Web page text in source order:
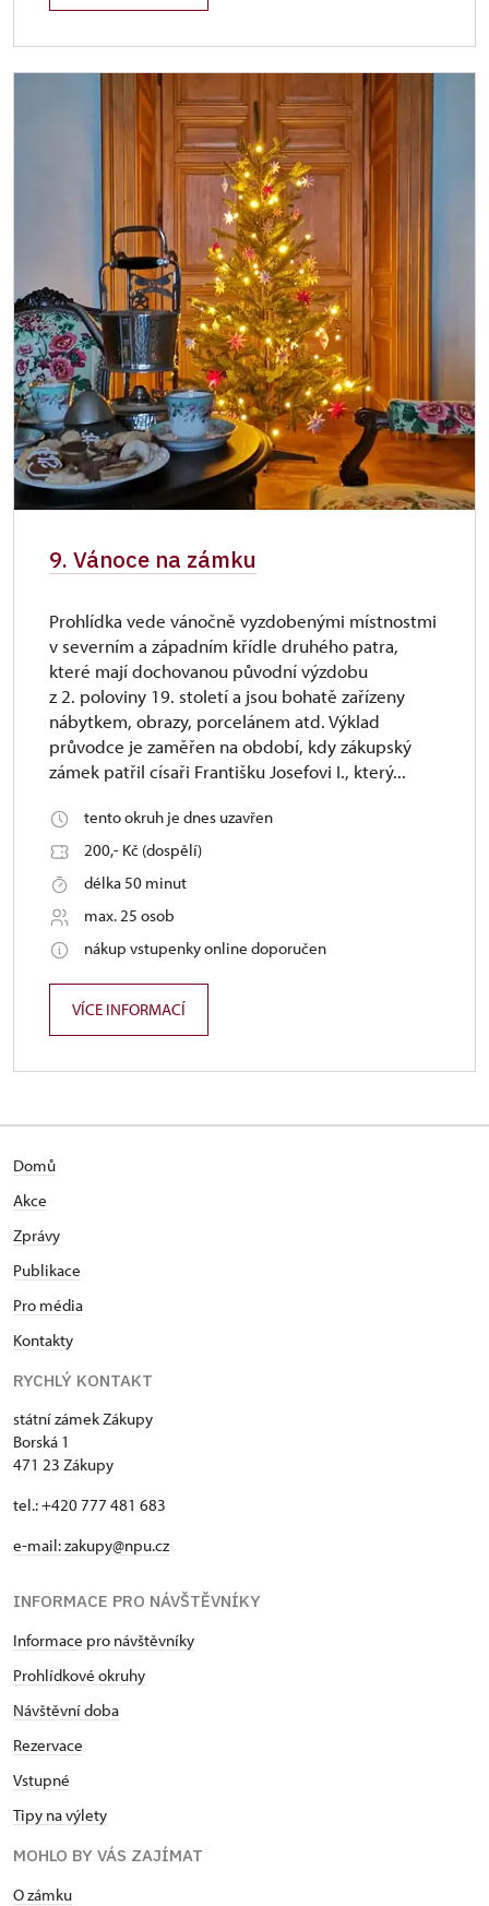
9. Vánoce na zámku
Prohlídka vede vánočně vyzdobenými místnostmi
v severním a západním křídle druhého patra,
které mají dochovanou původní výzdobu
z 2. poloviny 19. století a jsou bohatě zařízeny
nábytkem, obrazy, porcelánem atd. Výklad
průvodce je zaměřen na období, kdy zákupský
zámek patřil císaři Františku Josefovi I., který...
tento okruh je dnes uzavřen
200,- Kč (dospělí)
délka 50 minut
max. 25 osob
nákup vstupenky online doporučen
VÍCE INFORMACÍ
Domů
Akce
Zprávy
Publikace
Pro média
Kontakty
RYCHLÝ KONTAKT
státní zámek Zákupy
Borská 1
471 23 Zákupy
tel.: +420 777 481 683
e-mail: zakupy@npu.cz
INFORMACE PRO NÁVŠTĚVNÍKY
Informace pro návštěvníky
Prohlídkové okruhy
Návštěvní doba
Rezervace
Vstupné
Tipy na výlety
MOHLO BY VÁS ZAJÍMAT
O zámku